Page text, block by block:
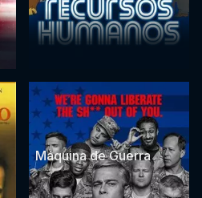
Máquina de Guerra